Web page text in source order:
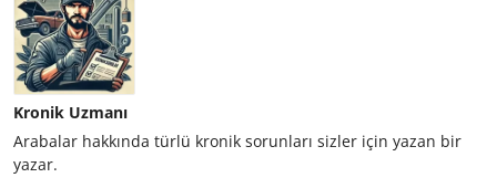
Kronik Uzmanı
Arabalar hakkında türlü kronik sorunları sizler için yazan bir
yazar.